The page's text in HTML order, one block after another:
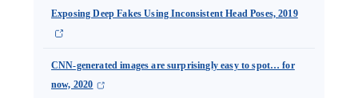
Exposing Deep Fakes Using Inconsistent Head Poses, 2019
CNN-generated images are surprisingly easy to spot… for
now, 2020